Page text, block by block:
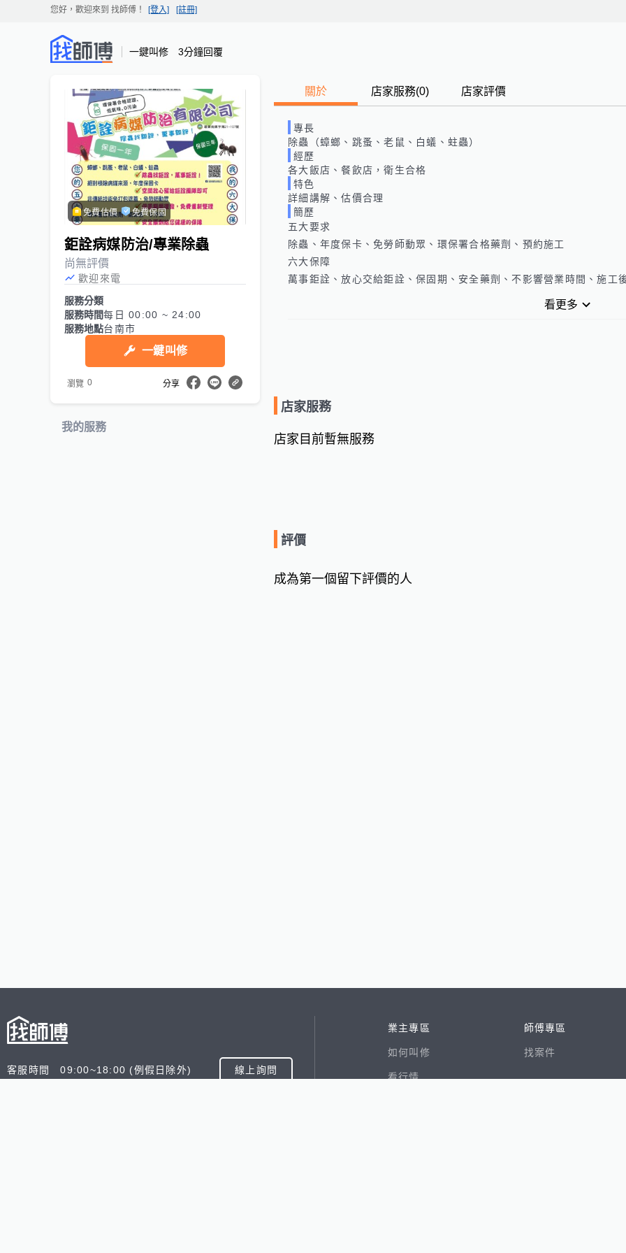
您好，歡迎來到 找師傅 ！ [登入] [註冊]
一鍵叫修 3分鐘回覆
免費估價 免費保固
鉅詮病媒防治/專業除蟲
尚無評價
歡迎來電
服務分類
服務時間每日 00:00 ~ 24:00
服務地點台南市
一鍵叫修
瀏覽 0 分享
我的服務
關於 店家服務(0) 店家評價
專長
除蟲（蟑螂、跳蚤、老鼠、白蟻、蛀蟲）
經歷
各大飯店、餐飲店，衛生合格
特色
詳細講解、估價合理
簡歷
五大要求
除蟲、年度保卡、免勞師動眾、環保署合格藥劑、預約施工
六大保障
萬事鉅詮、放心交給鉅詮、保固期、安全藥劑、不影響營業時間、施工
看更多
店家服務
店家目前暫無服務
評價
成為第一個留下評價的人
客服時間 09:00~18:00 (例假日除外) 線上詢問
業主專區
如何叫修
看行情
師傅專區
找案件